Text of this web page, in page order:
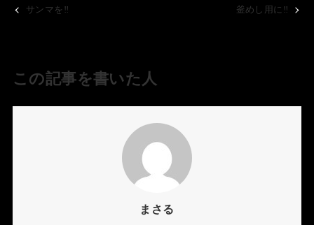
サンマを‼️ 釜めし用に‼️
この記事を書いた人
まさる